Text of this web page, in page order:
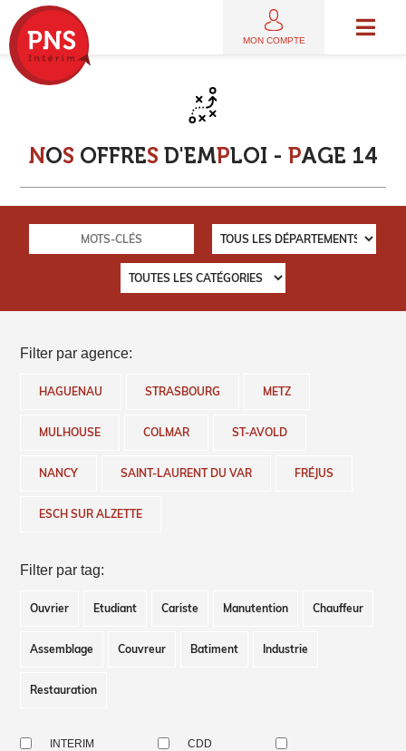
MON COMPTE
NOS OFFRES D'EMPLOI - PAGE 14
Filter par agence:
HAGUENAU STRASBOURG METZ
MULHOUSE COLMAR ST-AVOLD
NANCY SAINT-LAURENT DU VAR FRÉJUS
ESCH SUR ALZETTE
Filter par tag:
Ouvrier Etudiant Cariste Manutention Chauffeur
Assemblage Couvreur Batiment Industrie
Restauration
INTERIM CDD